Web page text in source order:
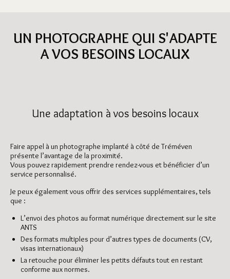
UN PHOTOGRAPHE QUI S'ADAPTE
A VOS BESOINS LOCAUX
Une adaptation à vos besoins locaux
Faire appel à un photographe implanté à côté de Tréméven
présente l’avantage de la proximité.
Vous pouvez rapidement prendre rendez-vous et bénéficier d’un
service personnalisé.
Je peux également vous offrir des services supplémentaires, tels
que :
L’envoi des photos au format numérique directement sur le site
ANTS
Des formats multiples pour d’autres types de documents (CV,
visas internationaux)
La retouche pour éliminer les petits défauts tout en restant
conforme aux normes.